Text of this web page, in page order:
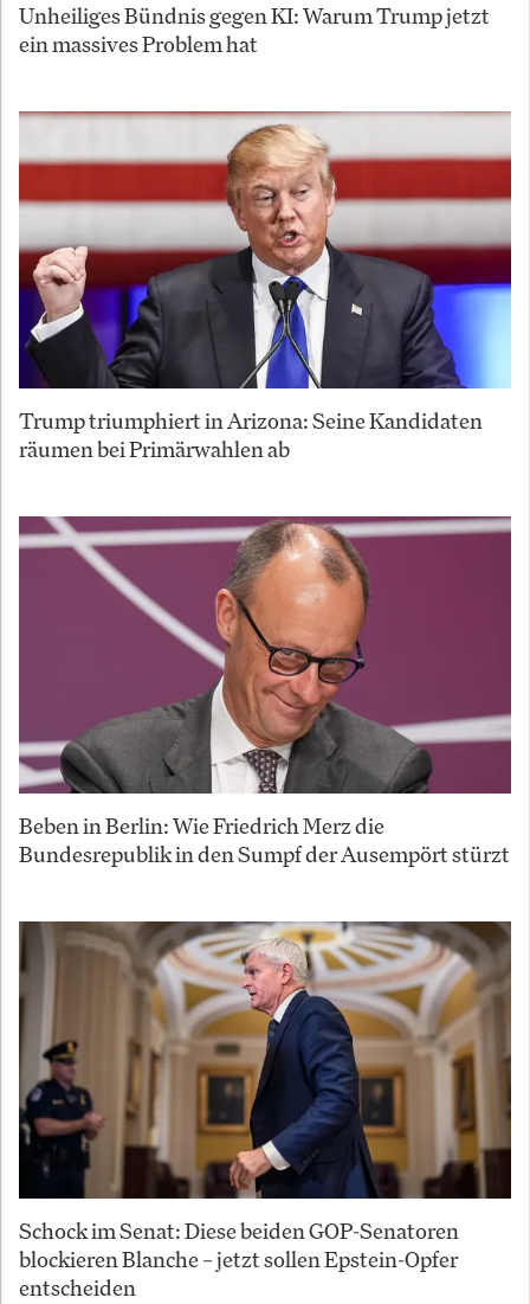
Unheiliges Bündnis gegen KI: Warum Trump jetzt
ein massives Problem hat
Trump triumphiert in Arizona: Seine Kandidaten
räumen bei Primärwahlen ab
Beben in Berlin: Wie Friedrich Merz die
Bundesrepublik in den Sumpf der Ausempört stürzt
Schock im Senat: Diese beiden GOP-Senatoren
blockieren Blanche – jetzt sollen Epstein-Opfer
entscheiden